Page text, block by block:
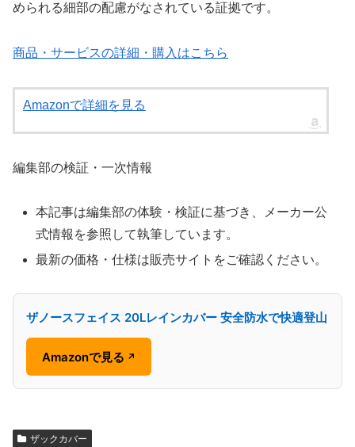
められる細部の配慮がなされている証拠です。
商品・サービスの詳細・購入はこちら
Amazonで詳細を見る
編集部の検証・一次情報
本記事は編集部の体験・検証に基づき、メーカー公
式情報を参照して執筆しています。
最新の価格・仕様は販売サイトをご確認ください。
ザノースフェイス 20Lレインカバー 安全防水で快適登山
Amazonで見る ↗
ザックカバー